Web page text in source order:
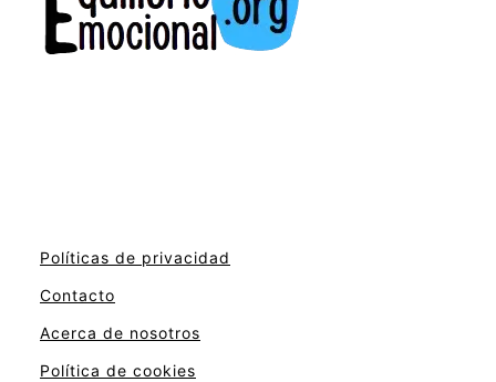
Políticas de privacidad
Contacto
Acerca de nosotros
Política de cookies